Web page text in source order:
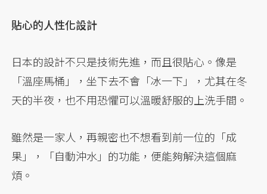
貼心的人性化設計
日本的設計不只是技術先進，而且很貼心。像是
「溫座馬桶」，坐下去不會「冰一下」，尤其在冬
天的半夜，也不用恐懼可以溫暖舒服的上洗手間。
雖然是一家人，再親密也不想看到前一位的「成
果」，「自動沖水」的功能，便能夠解決這個麻
煩。